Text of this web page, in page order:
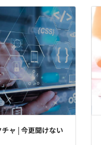
ャ | 今更聞けない